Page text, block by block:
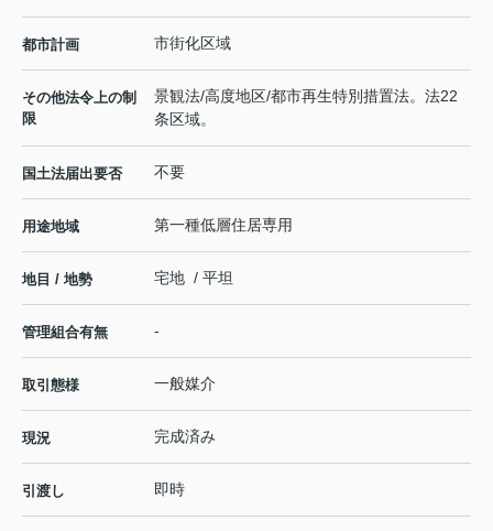
都市計画 市街化区域
その他法令上の制
限
景観法/高度地区/都市再生特別措置法。法22
条区域。
国土法届出要否 不要
用途地域 第一種低層住居専用
地目 / 地勢 宅地 / 平坦
管理組合有無 -
取引態様 一般媒介
現況 完成済み
引渡し 即時